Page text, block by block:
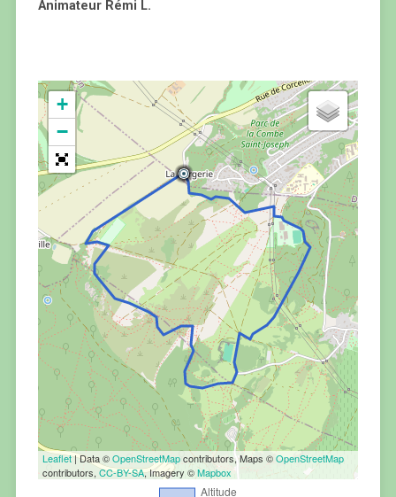
Animateur Rémi L.
+
−
Leaflet| Data ©OpenStreetMapcontributors, Maps ©OpenStreetMap
contributors, CC-BY-SA, Imagery ©Mapbox